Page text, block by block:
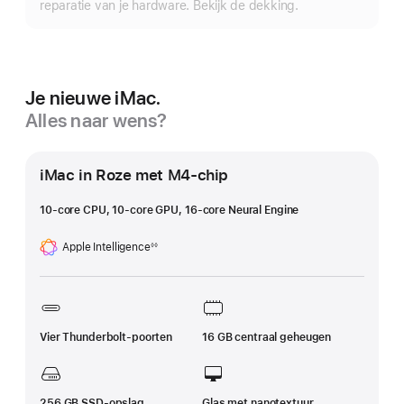
reparatie van je hardware. Bekijk de dekking.
Je nieuwe iMac.
Alles naar wens?
iMac in Roze met M4‑chip
10‑core CPU, 10-core GPU, 16‑core Neural Engine
Apple Intelligence
Voetnoot
◊◊
Vier Thunderbolt-poorten 16 GB centraal geheugen